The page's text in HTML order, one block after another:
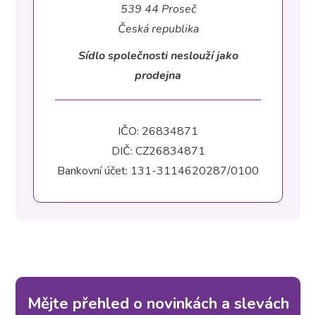
539 44 Proseč
Česká republika
Sídlo společnosti neslouží jako
prodejna
IČO: 26834871
DIČ: CZ26834871
Bankovní účet: 131-3114620287/0100
Mějte přehled o novinkách a slevách